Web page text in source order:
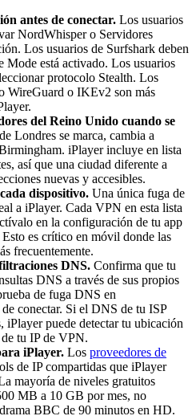
antes de conectar. Los usuarios
NordWhisper o Servidores
Los usuarios de Surfshark deben
Mode está activado. Los usuarios
protocolo Stealth. Los
WireGuard o IKEv2 son más
del Reino Unido cuando se
Londres se marca, cambia a
iPlayer incluye en lista
así que una ciudad diferente a
nuevas y accesibles.
dispositivo. Una única fuga de
a iPlayer. Cada VPN en esta lista
en la configuración de tu app
es crítico en móvil donde las
frecuentemente.
DNS. Confirma que tu
DNS a través de sus propios
de fuga DNS en
conectar. Si el DNS de tu ISP
iPlayer puede detectar tu ubicación
tu IP de VPN.
iPlayer. Los proveedores de
de IP compartidas que iPlayer
mayoría de niveles gratuitos
MB a 10 GB por mes, no
BBC de 90 minutos en HD.